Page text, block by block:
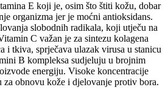
E koji je, osim što štiti kožu, dobar
organizma jer je moćni antioksidans.
slobodnih radikala, koji utječu na
C važan je za sintezu kolagena
i tkiva, sprječava ulazak virusa u stanicu
B kompleksa sudjeluju u brojnim
energiju. Visoke koncentracije
za obnovu kože i djelovanje protiv bora.